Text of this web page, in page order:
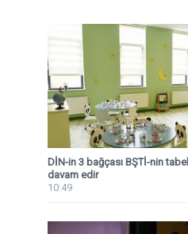
DİN-in 3 bağçası BŞTİ-nin
davam edir
10:49